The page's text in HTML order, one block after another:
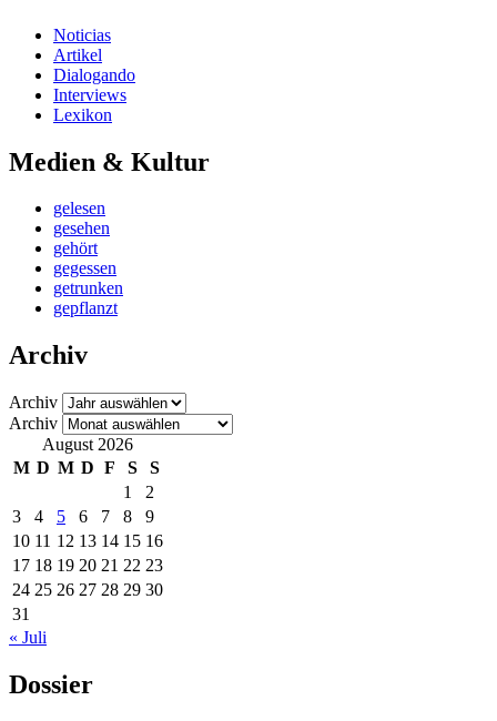
Noticias
Artikel
Dialogando
Interviews
Lexikon
Medien & Kultur
gelesen
gesehen
gehört
gegessen
getrunken
gepflanzt
Archiv
Archiv
Archiv
August 2026
M D M D F S
S
1
2
3
4 5 6 7 8
9
10 11 12 13 14 15 16
17 18 19 20 21 22 23
24 25 26 27 28 29 30
31
« Juli
Dossier